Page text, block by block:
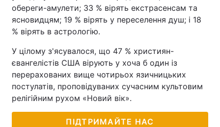
обереги-амулети; 33 % вірять екстрасенсам та
ясновидцям; 19 % вірять у переселення душ; і 18
% вірять в астрологію.
У цілому з'ясувалося, що 47 % християн-
євангелістів США вірують у хоча б один із
перерахованих вище чотирьох язичницьких
постулатів, проповідуваних сучасним культовим
релігійним рухом «Новий вік».
ПІДТРИМАЙТЕ НАС